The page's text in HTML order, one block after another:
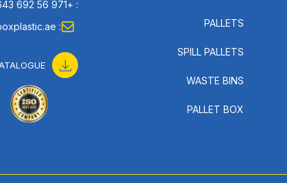
PALLETS
SPILL PALLETS
WASTE BINS
PALLET BOX
: +971 56 692 9643
: Info@multiboxplastic.ae